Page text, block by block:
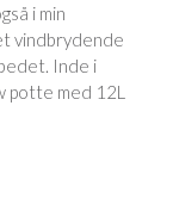
i min
vindbrydende
Inde i
potte med 12L